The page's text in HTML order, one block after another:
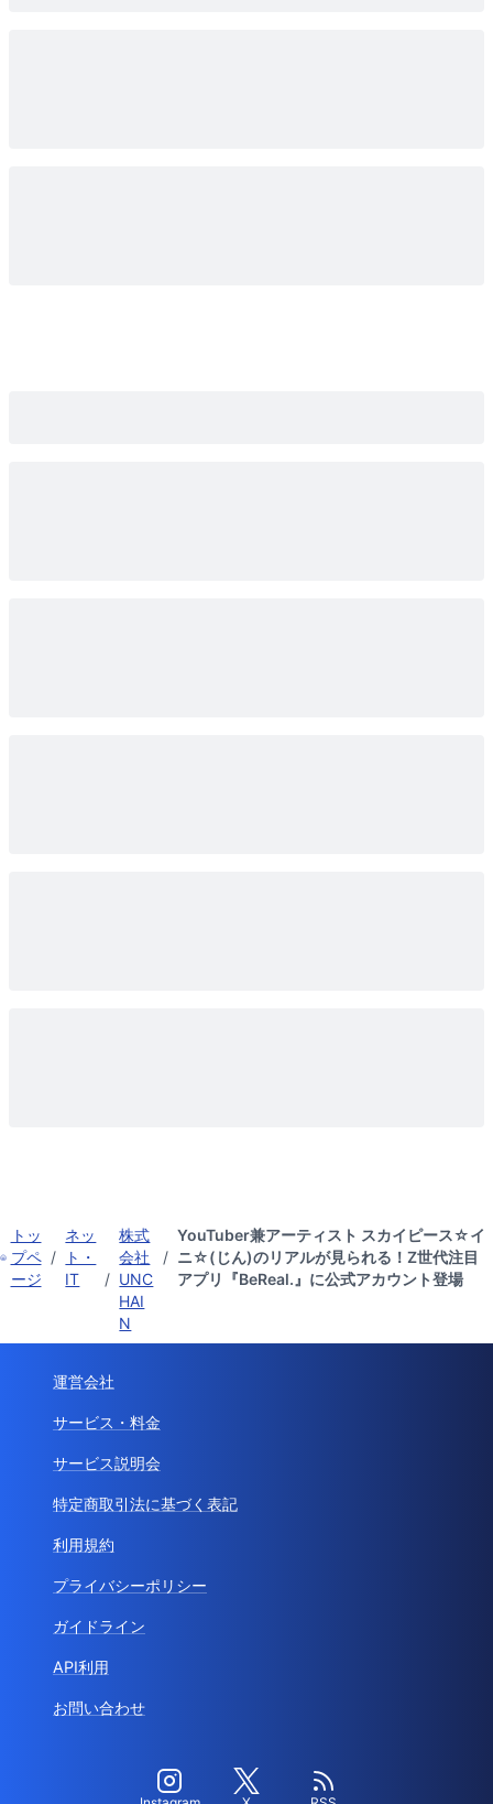
トッ
プペ
ージ
/
ネッ
ト・
IT
/
株式
会社
UNC
HAI
N
/
YouTuber兼アーティスト スカイピース☆イ
ニ☆(じん)のリアルが見られる！Z世代注目
アプリ『BeReal.』に公式アカウント登場
運営会社
サービス・料金
サービス説明会
特定商取引法に基づく表記
利用規約
プライバシーポリシー
ガイドライン
API利用
お問い合わせ